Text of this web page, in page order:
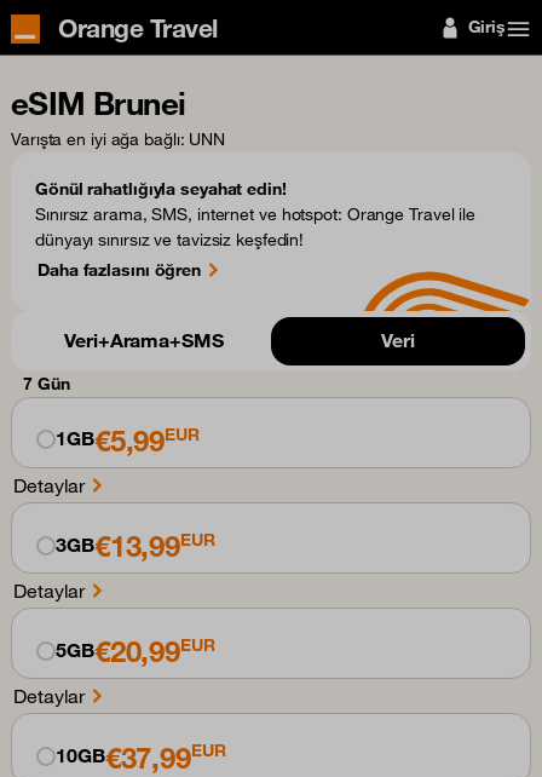
Orange Travel Giriş
eSIM Brunei
Varışta en iyi ağa bağlı: UNN
Gönül rahatlığıyla seyahat edin!
Sınırsız arama, SMS, internet ve hotspot: Orange Travel ile
dünyayı sınırsız ve tavizsiz keşfedin!
Daha fazlasını öğren
Veri+Arama+SMS Veri
7 Gün
1GB€5,99EUR
Detaylar
3GB€13,99EUR
Detaylar
5GB€20,99EUR
Detaylar
10GB€37,99EUR